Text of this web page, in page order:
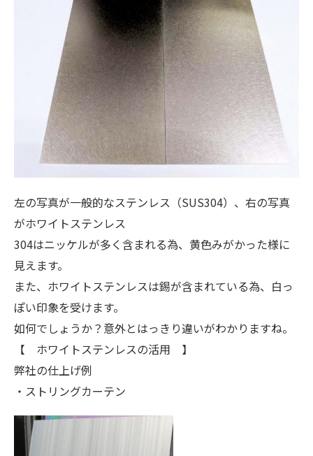
左の写真が一般的なステンレス（SUS304）、右の写真
がホワイトステンレス
304はニッケルが多く含まれる為、黄色みがかった様に
見えます。
また、ホワイトステンレスは錫が含まれている為、白っ
ぽい印象を受けます。
如何でしょうか？意外とはっきり違いがわかりますね。
【 ホワイトステンレスの活用 】
弊社の仕上げ例
・ストリングカーテン